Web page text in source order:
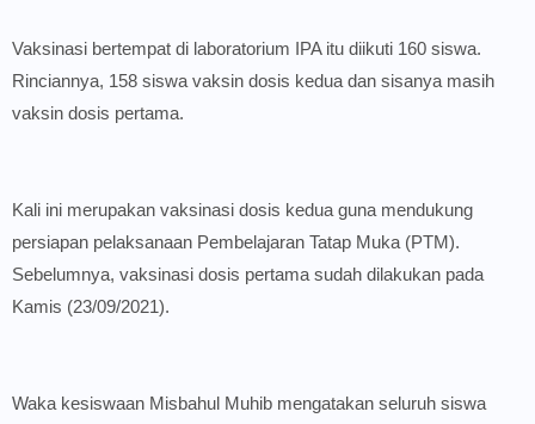
Vaksinasi bertempat di laboratorium IPA itu diikuti 160 siswa.
Rinciannya, 158 siswa vaksin dosis kedua dan sisanya masih
vaksin dosis pertama.
Kali ini merupakan vaksinasi dosis kedua guna mendukung
persiapan pelaksanaan Pembelajaran Tatap Muka (PTM).
Sebelumnya, vaksinasi dosis pertama sudah dilakukan pada
Kamis (23/09/2021).
Waka kesiswaan Misbahul Muhib mengatakan seluruh siswa